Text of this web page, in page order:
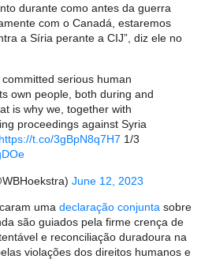
durante como antes da guerra
com o Canadá, estaremos
a Síria perante a CIJ”, diz ele no
serious human
own people, both during and
is why we, together with
proceedings against Syria
https://t.co/3gBpN8q7H7 1/3
June 12, 2023
uma declaração conjunta sobre
são guiados pela firme crença de
e reconciliação duradoura na
violações dos direitos humanos e